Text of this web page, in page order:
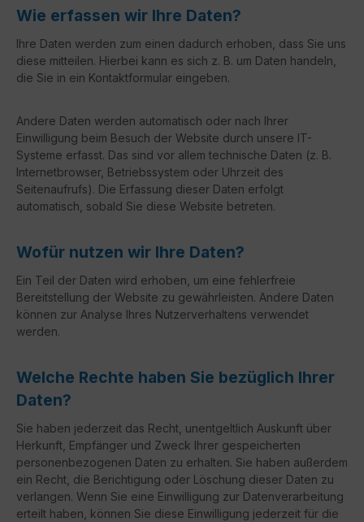
Wie erfassen wir Ihre Daten?
Ihre Daten werden zum einen dadurch erhoben, dass Sie uns
diese mitteilen. Hierbei kann es sich z. B. um Daten handeln,
die Sie in ein Kontaktformular eingeben.
Andere Daten werden automatisch oder nach Ihrer
Einwilligung beim Besuch der Website durch unsere IT-
Systeme erfasst. Das sind vor allem technische Daten (z. B.
Internetbrowser, Betriebssystem oder Uhrzeit des
Seitenaufrufs). Die Erfassung dieser Daten erfolgt
automatisch, sobald Sie diese Website betreten.
Wofür nutzen wir Ihre Daten?
Ein Teil der Daten wird erhoben, um eine fehlerfreie
Bereitstellung der Website zu gewährleisten. Andere Daten
können zur Analyse Ihres Nutzerverhaltens verwendet
werden.
Welche Rechte haben Sie bezüglich Ihrer
Daten?
Sie haben jederzeit das Recht, unentgeltlich Auskunft über
Herkunft, Empfänger und Zweck Ihrer gespeicherten
personenbezogenen Daten zu erhalten. Sie haben außerdem
ein Recht, die Berichtigung oder Löschung dieser Daten zu
verlangen. Wenn Sie eine Einwilligung zur Datenverarbeitung
erteilt haben, können Sie diese Einwilligung jederzeit für die